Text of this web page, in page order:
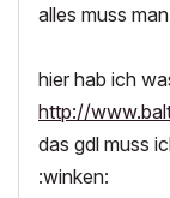
alles muss
hier hab ich
http://
das gdl muss
:winken: